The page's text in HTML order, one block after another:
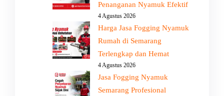
Penanganan Nyamuk Efektif
4 Agustus 2026
Harga Jasa Fogging Nyamuk
Rumah di Semarang
Terlengkap dan Hemat
4 Agustus 2026
Jasa Fogging Nyamuk
Semarang Profesional